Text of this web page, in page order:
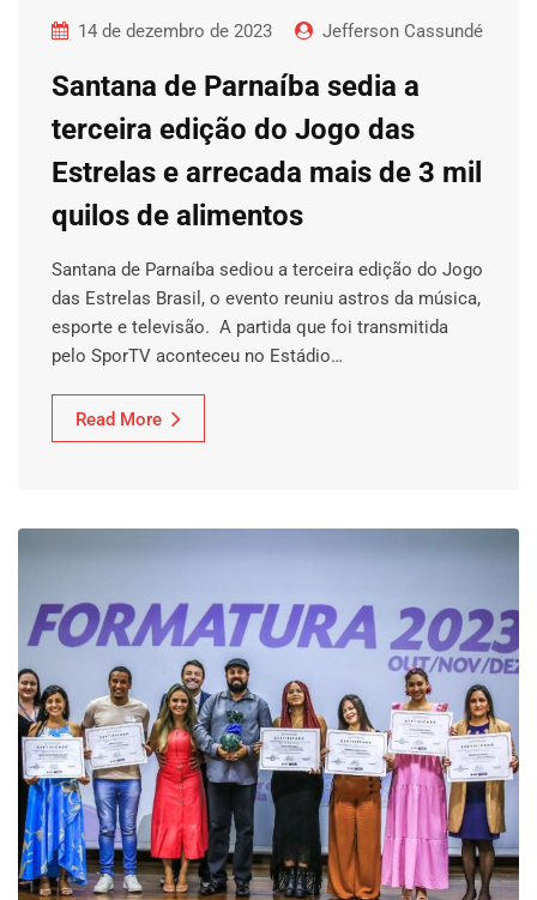
14 de dezembro de 2023 Jefferson Cassundé
Santana de Parnaíba sedia a
terceira edição do Jogo das
Estrelas e arrecada mais de 3 mil
quilos de alimentos
Santana de Parnaíba sediou a terceira edição do Jogo
das Estrelas Brasil, o evento reuniu astros da música,
esporte e televisão. A partida que foi transmitida
pelo SporTV aconteceu no Estádio…
Read More